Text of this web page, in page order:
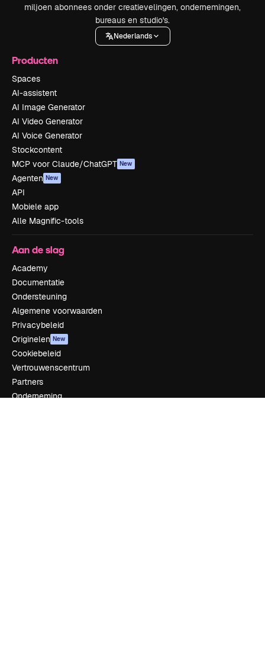
miljoen abonnees onder creatievelingen, ondernemingen,
bureaus en studio's.
Nederlands
Producten
Spaces
AI-assistent
AI Image Generator
AI Video Generator
AI Voice Generator
Stockcontent
MCP voor Claude/ChatGPT New
Agenten New
API
Mobiele app
Alle Magnific-tools
Aan de slag
Academy
Documentatie
Ondersteuning
Algemene voorwaarden
Privacybeleid
Originelen New
Cookiebeleid
Vertrouwenscentrum
Partners
Onderneming